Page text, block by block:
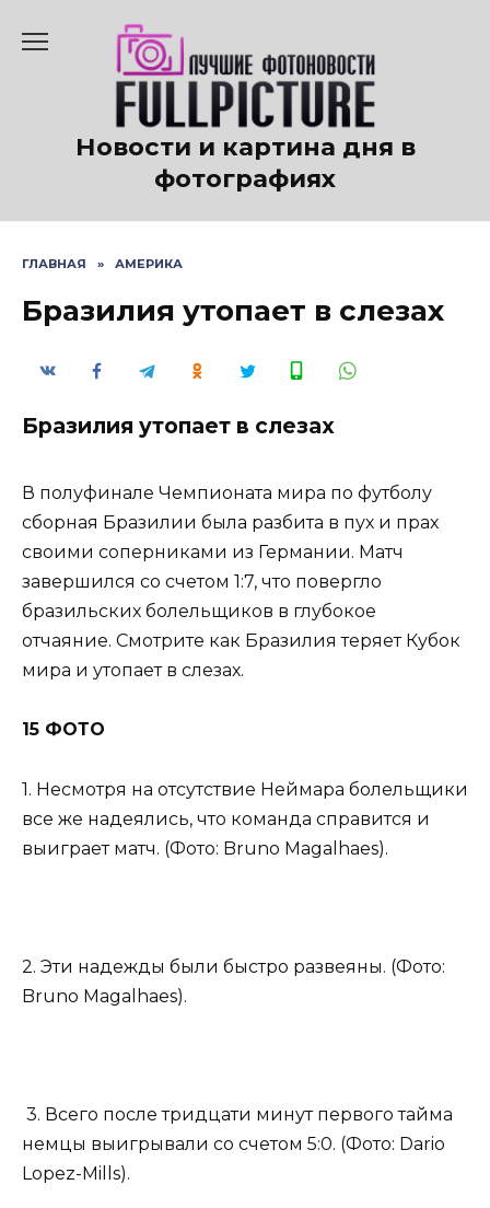
содержанию
Новости и картина дня в
фотографиях
ГЛАВНАЯ » АМЕРИКА
Бразилия утопает в слезах
Бразилия утопает в слезах
В полуфинале Чемпионата мира по футболу
сборная Бразилии была разбита в пух и прах
своими соперниками из Германии. Матч
завершился со счетом 1:7, что повергло
бразильских болельщиков в глубокое
отчаяние. Смотрите как Бразилия теряет Кубок
мира и утопает в слезах.
15 ФОТО
1. Несмотря на отсутствие Неймара болельщики
все же надеялись, что команда справится и
выиграет матч. (Фото: Bruno Magalhaes).
2. Эти надежды были быстро развеяны. (Фото:
Bruno Magalhaes).
3. Всего после тридцати минут первого тайма
немцы выигрывали со счетом 5:0. (Фото: Dario
Lopez-Mills).